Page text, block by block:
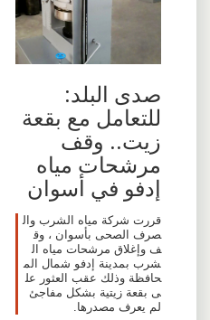
صدى البلد:
للتعامل مع بقعة
زيت.. وقف
مرشحات مياه
إدفو في أسوان
قررت شركة مياه الشرب وال
صرف الصحى بأسوان ، وق
ف وإغلاق مرشحات مياه ال
شرب بمدينة إدفو شمال الم
حافظة وذلك عقب العثور عل
ى بقعة زيتية بشكل مفاجئ
لم يعرف مصدرها.